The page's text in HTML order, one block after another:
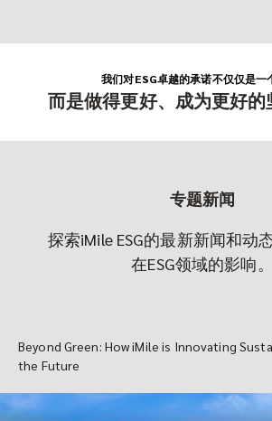
我们对ESG卓越的承诺不仅仅是一
而是做得更好、成为更好的
专题新闻
探索iMile ESG的最新新闻和动
在ESG领域的影响。
Beyond Green: How iMile is Innovating
the Future